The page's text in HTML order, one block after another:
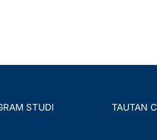
STUDI TAUTAN